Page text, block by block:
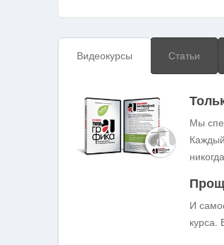
Видеокурсы Статьи
Мы
И
курса.